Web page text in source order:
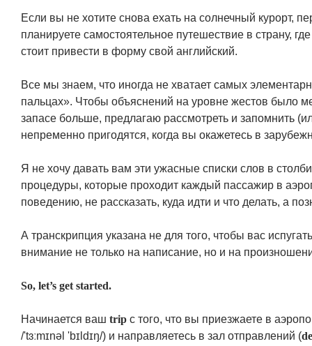
Если вы не хотите снова ехать на солнечный курорт,
планируете самостоятельное путешествие в страну,
стоит привести в форму свой английский.
Все мы знаем, что иногда не хватает самых
пальцах». Чтобы объяснений на уровне жестов было
запасе больше, предлагаю рассмотреть и запомнить
непременно пригодятся, когда вы окажетесь в
Я не хочу давать вам эти ужасные списки слов в
процедуры, которые проходит каждый пассажир в
поведению, не рассказать, куда идти и что делать, а
А транскрипция указана не для того, чтобы вас
внимание не только на написание, но и на
So, let’s get started.
Начинается ваш trip c того, что вы приезжаете в
/'tɜːmɪnəl 'bɪldɪŋ/) и направляетесь в зал отправлений (